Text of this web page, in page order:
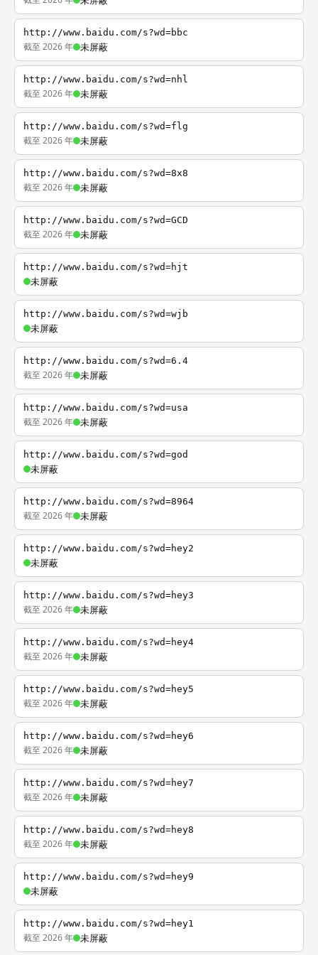
http://www.baidu.com/s?wd=bbc
截至 2026 年 未屏蔽
http://www.baidu.com/s?wd=nhl
截至 2026 年 未屏蔽
http://www.baidu.com/s?wd=flg
截至 2026 年 未屏蔽
http://www.baidu.com/s?wd=8x8
截至 2026 年 未屏蔽
http://www.baidu.com/s?wd=GCD
截至 2026 年 未屏蔽
http://www.baidu.com/s?wd=hjt
未屏蔽
http://www.baidu.com/s?wd=wjb
未屏蔽
http://www.baidu.com/s?wd=6.4
截至 2026 年 未屏蔽
http://www.baidu.com/s?wd=usa
截至 2026 年 未屏蔽
http://www.baidu.com/s?wd=god
未屏蔽
http://www.baidu.com/s?wd=8964
截至 2026 年 未屏蔽
http://www.baidu.com/s?wd=hey2
未屏蔽
http://www.baidu.com/s?wd=hey3
截至 2026 年 未屏蔽
http://www.baidu.com/s?wd=hey4
截至 2026 年 未屏蔽
http://www.baidu.com/s?wd=hey5
截至 2026 年 未屏蔽
http://www.baidu.com/s?wd=hey6
截至 2026 年 未屏蔽
http://www.baidu.com/s?wd=hey7
截至 2026 年 未屏蔽
http://www.baidu.com/s?wd=hey8
截至 2026 年 未屏蔽
http://www.baidu.com/s?wd=hey9
未屏蔽
http://www.baidu.com/s?wd=hey1
截至 2026 年 未屏蔽